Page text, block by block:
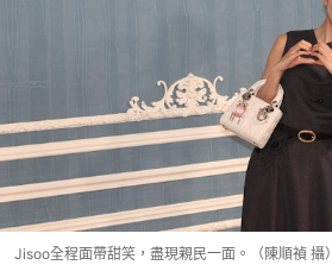
Jisoo全程面帶甜笑，盡現親民一面。（陳順禎 攝）